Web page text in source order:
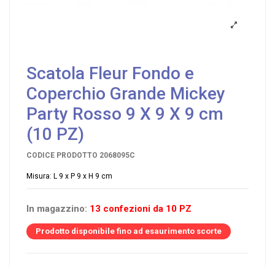
Scatola Fleur Fondo e
Coperchio Grande Mickey
Party Rosso 9 X 9 X 9 cm
(10 PZ)
CODICE PRODOTTO 2068095C
Misura: L 9 x P 9 x H 9 cm
In magazzino: 13 confezioni da 10 PZ
Prodotto disponibile fino ad esaurimento scorte